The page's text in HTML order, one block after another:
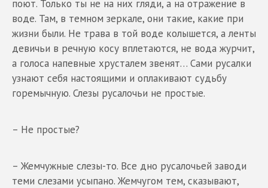
поют. Только ты не на них гляди, а на отражение в
воде. Там, в темном зеркале, они такие, какие при
жизни были. Не трава в той воде колышется, а ленты
девичьи в речную косу вплетаются, не вода журчит,
а голоса напевные хрусталем звенят… Сами русалки
узнают себя настоящими и оплакивают судьбу
горемычную. Слезы русалочьи не простые.
– Не простые?
– Жемчужные слезы-то. Все дно русалочьей заводи
теми слезами усыпано. Жемчугом тем, сказывают,